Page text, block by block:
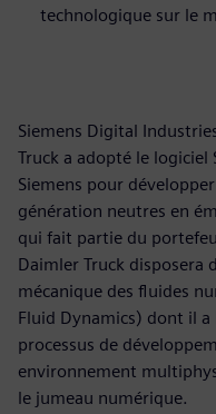
technologique sur le
Siemens Digital
Truck a adopté le logiciel
Siemens pour
génération neutres en
qui fait partie du
Daimler Truck disposera
mécanique des fluides
Fluid Dynamics) dont il
processus de
environnement
le jumeau numérique.